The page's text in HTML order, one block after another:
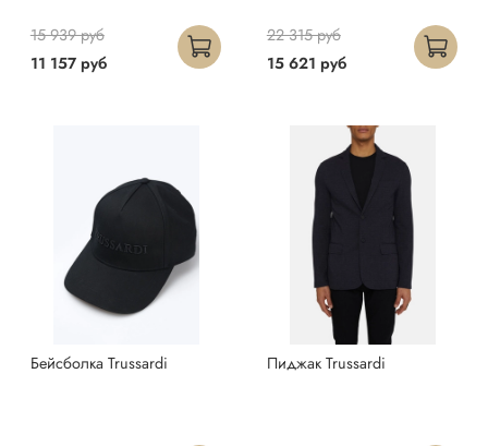
11 157 руб
15 939 руб
15 621 руб
22 315 руб
Бейсболка Trussardi Пиджак Trussardi